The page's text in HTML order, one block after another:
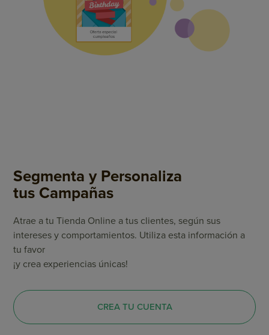
Segmenta y Personaliza
tus Campañas
Atrae a tu Tienda Online a tus clientes, según sus
intereses y comportamientos. Utiliza esta información a
tu favor
¡y crea experiencias únicas!
CREA TU CUENTA